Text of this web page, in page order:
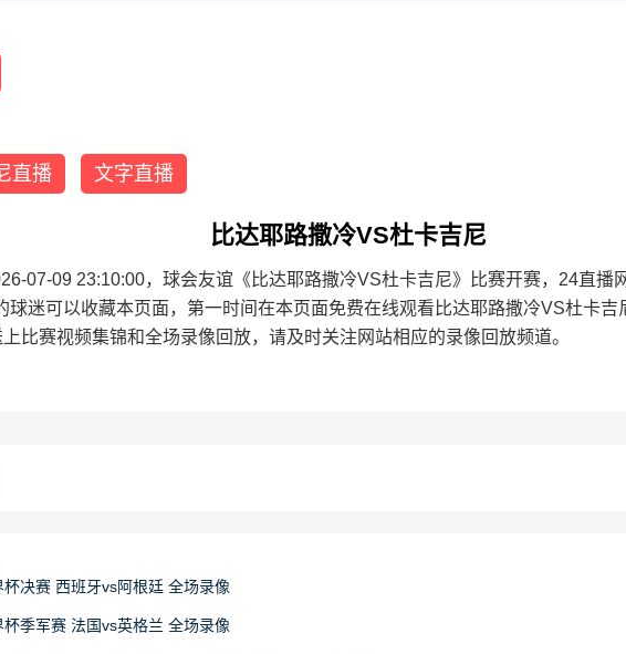
直播 文字直播
比达耶路撒冷VS杜卡吉尼
07-09 23:10:00，球会友谊《比达耶路撒冷VS杜卡吉尼》比赛开赛，24直播
球迷可以收藏本页面，第一时间在本页面免费在线观看比达耶路撒冷VS杜卡
比赛视频集锦和全场录像回放，请及时关注网站相应的录像回放频道。
决赛 西班牙vs阿根廷 全场录像
季军赛 法国vs英格兰 全场录像